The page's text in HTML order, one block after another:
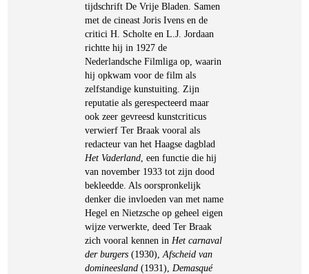
tijdschrift De Vrije Bladen. Samen
met de cineast Joris Ivens en de
critici H. Scholte en L.J. Jordaan
richtte hij in 1927 de
Nederlandsche Filmliga op, waarin
hij opkwam voor de film als
zelfstandige kunstuiting. Zijn
reputatie als gerespecteerd maar
ook zeer gevreesd kunstcriticus
verwierf Ter Braak vooral als
redacteur van het Haagse dagblad
Het Vaderland , een functie die hij
van november 1933 tot zijn dood
bekleedde. Als oorspronkelijk
denker die invloeden van met name
Hegel en Nietzsche op geheel eigen
wijze verwerkte, deed Ter Braak
zich vooral kennen in Het carnaval
der burgers (1930),Afscheid van
domineesland (1931), Demasqué